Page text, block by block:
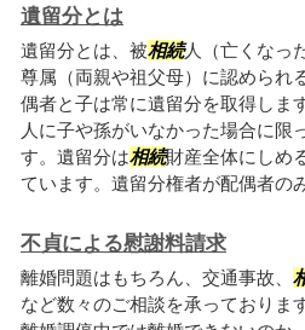
遺留分とは
遺留分とは、被相続人（亡くなっ
尊属（両親や祖父母）に認められ
偶者と子は常に遺留分を取得しま
人に子や孫がいなかった場合に限
す。遺留分は相続財産全体にしめ
ています。遺留分権者が配偶者の
不貞による慰謝料請求
離婚問題はもちろん、交通事故、
など数々のご相談を承っておりま